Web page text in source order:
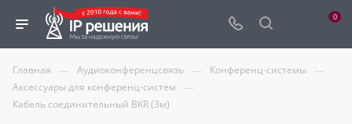
0
Главная — Аудиоконференцсвязь — Конференц-системы —
Аксессуары для конференц-систем —
Кабель соединительный BKR (3м)